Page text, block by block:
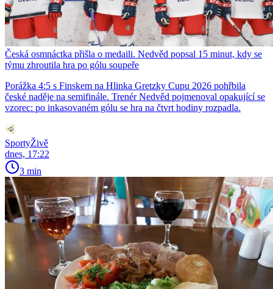
Česká osmnáctka přišla o medaili. Nedvěd popsal 15 minut, kdy se
týmu zhroutila hra po gólu soupeře
Porážka 4:5 s Finskem na Hlinka Gretzky Cupu 2026 pohřbila
české naděje na semifinále. Trenér Nedvěd pojmenoval opakující se
vzorec: po inkasovaném gólu se hra na čtvrt hodiny rozpadla.
SportyŽivě
dnes, 17:22
3 min